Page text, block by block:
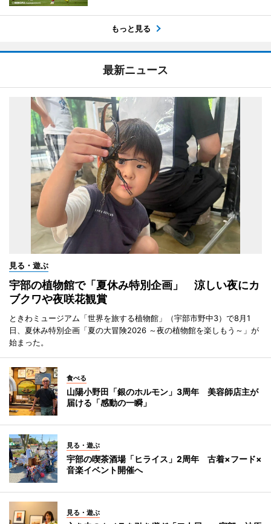
もっと見る
最新ニュース
見る・遊ぶ
宇部の植物館で「夏休み特別企画」 涼しい夜にカ
ブクワや夜咲花観賞
ときわミュージアム「世界を旅する植物館」（宇部市野中3）で8月1
日、夏休み特別企画「夏の大冒険2026 ～夜の植物館を楽しもう～」が
始まった。
食べる
山陽小野田「銀のホルモン」3周年 美容師店主が
届ける「感動の一瞬」
見る・遊ぶ
宇部の喫茶酒場「ヒライス」2周年 古着×フード×
音楽イベント開催へ
見る・遊ぶ